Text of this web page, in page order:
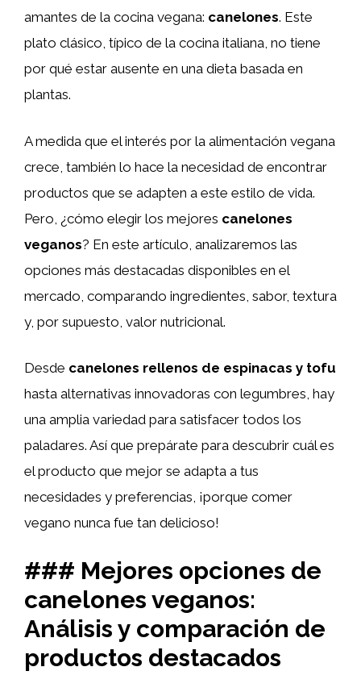
amantes de la cocina vegana: canelones. Este
plato clásico, típico de la cocina italiana, no tiene
por qué estar ausente en una dieta basada en
plantas.
A medida que el interés por la alimentación vegana
crece, también lo hace la necesidad de encontrar
productos que se adapten a este estilo de vida.
Pero, ¿cómo elegir los mejores canelones
veganos? En este artículo, analizaremos las
opciones más destacadas disponibles en el
mercado, comparando ingredientes, sabor, textura
y, por supuesto, valor nutricional.
Desde canelones rellenos de espinacas y tofu
hasta alternativas innovadoras con legumbres, hay
una amplia variedad para satisfacer todos los
paladares. Así que prepárate para descubrir cuál es
el producto que mejor se adapta a tus
necesidades y preferencias, ¡porque comer
vegano nunca fue tan delicioso!
### Mejores opciones de
canelones veganos:
Análisis y comparación de
productos destacados